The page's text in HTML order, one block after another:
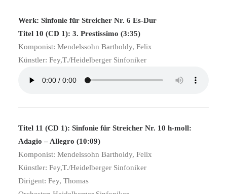
Werk: Sinfonie für Streicher Nr. 6 Es-Dur
Titel 10 (CD 1): 3. Prestissimo (3:35)
Komponist: Mendelssohn Bartholdy, Felix
Künstler: Fey,T./Heidelberger Sinfoniker
Titel 11 (CD 1): Sinfonie für Streicher Nr. 10 h-moll:
Adagio – Allegro (10:09)
Komponist: Mendelssohn Bartholdy, Felix
Künstler: Fey,T./Heidelberger Sinfoniker
Dirigent: Fey, Thomas